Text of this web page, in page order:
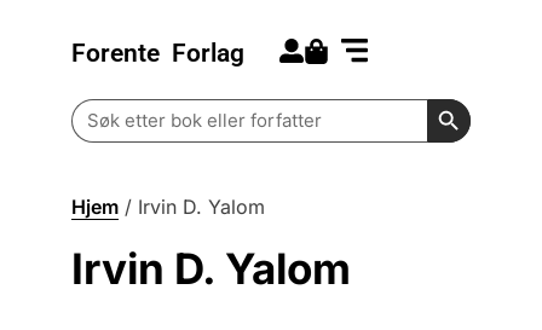
Forente Forlag
Search
for:
Search
Hjem / Irvin D. Yalom
Irvin D. Yalom